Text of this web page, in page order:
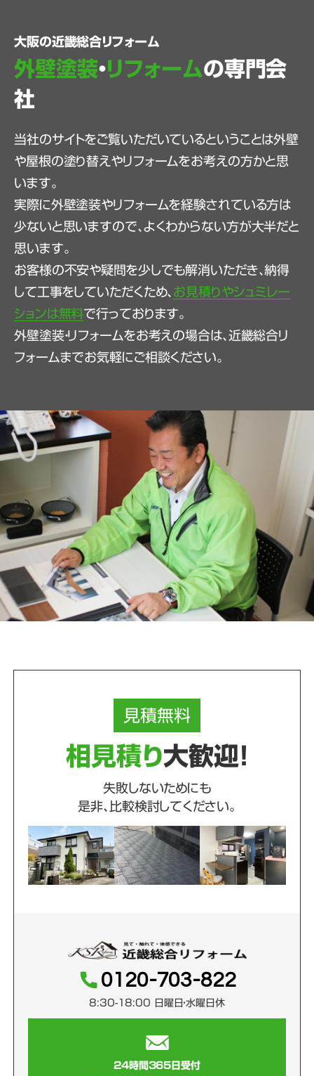
大阪の近畿総合リフォーム
外壁塗装・リフォームの専門会
社
当社のサイトをご覧いただいているということは外壁
や屋根の塗り替えやリフォームをお考えの方かと思
います。
実際に外壁塗装やリフォームを経験されている方は
少ないと思いますので、よくわからない方が大半だと
思います。
お客様の不安や疑問を少しでも解消いただき、納得
して工事をしていただくため、 お見積りやシュミレー
ションは無料で行っております。
外壁塗装・リフォームをお考えの場合は、近畿総合リ
フォームまでお気軽にご相談ください。
見積無料
相見積り大歓迎！
失敗しないためにも
是非、比較検討してください。
0120-703-822
8:30-18:00 日曜日・水曜日休
24時間365日受付